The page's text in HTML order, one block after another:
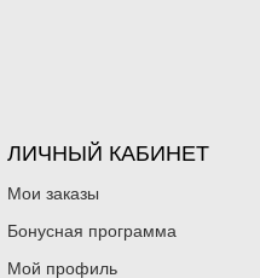
ЛИЧНЫЙ КАБИНЕТ
Мои заказы
Бонусная программа
Мой профиль